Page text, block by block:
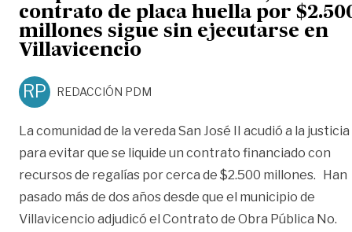
contrato de placa huella por
millones sigue sin ejecutarse en
Villavicencio
RP REDACCIÓN PDM
La comunidad de la vereda San José II acudió a la justicia
para evitar que se liquide un contrato financiado con
recursos de regalías por cerca de $2.500 millones. Han
pasado más de dos años desde que el municipio de
Villavicencio adjudicó el Contrato de Obra Pública No.